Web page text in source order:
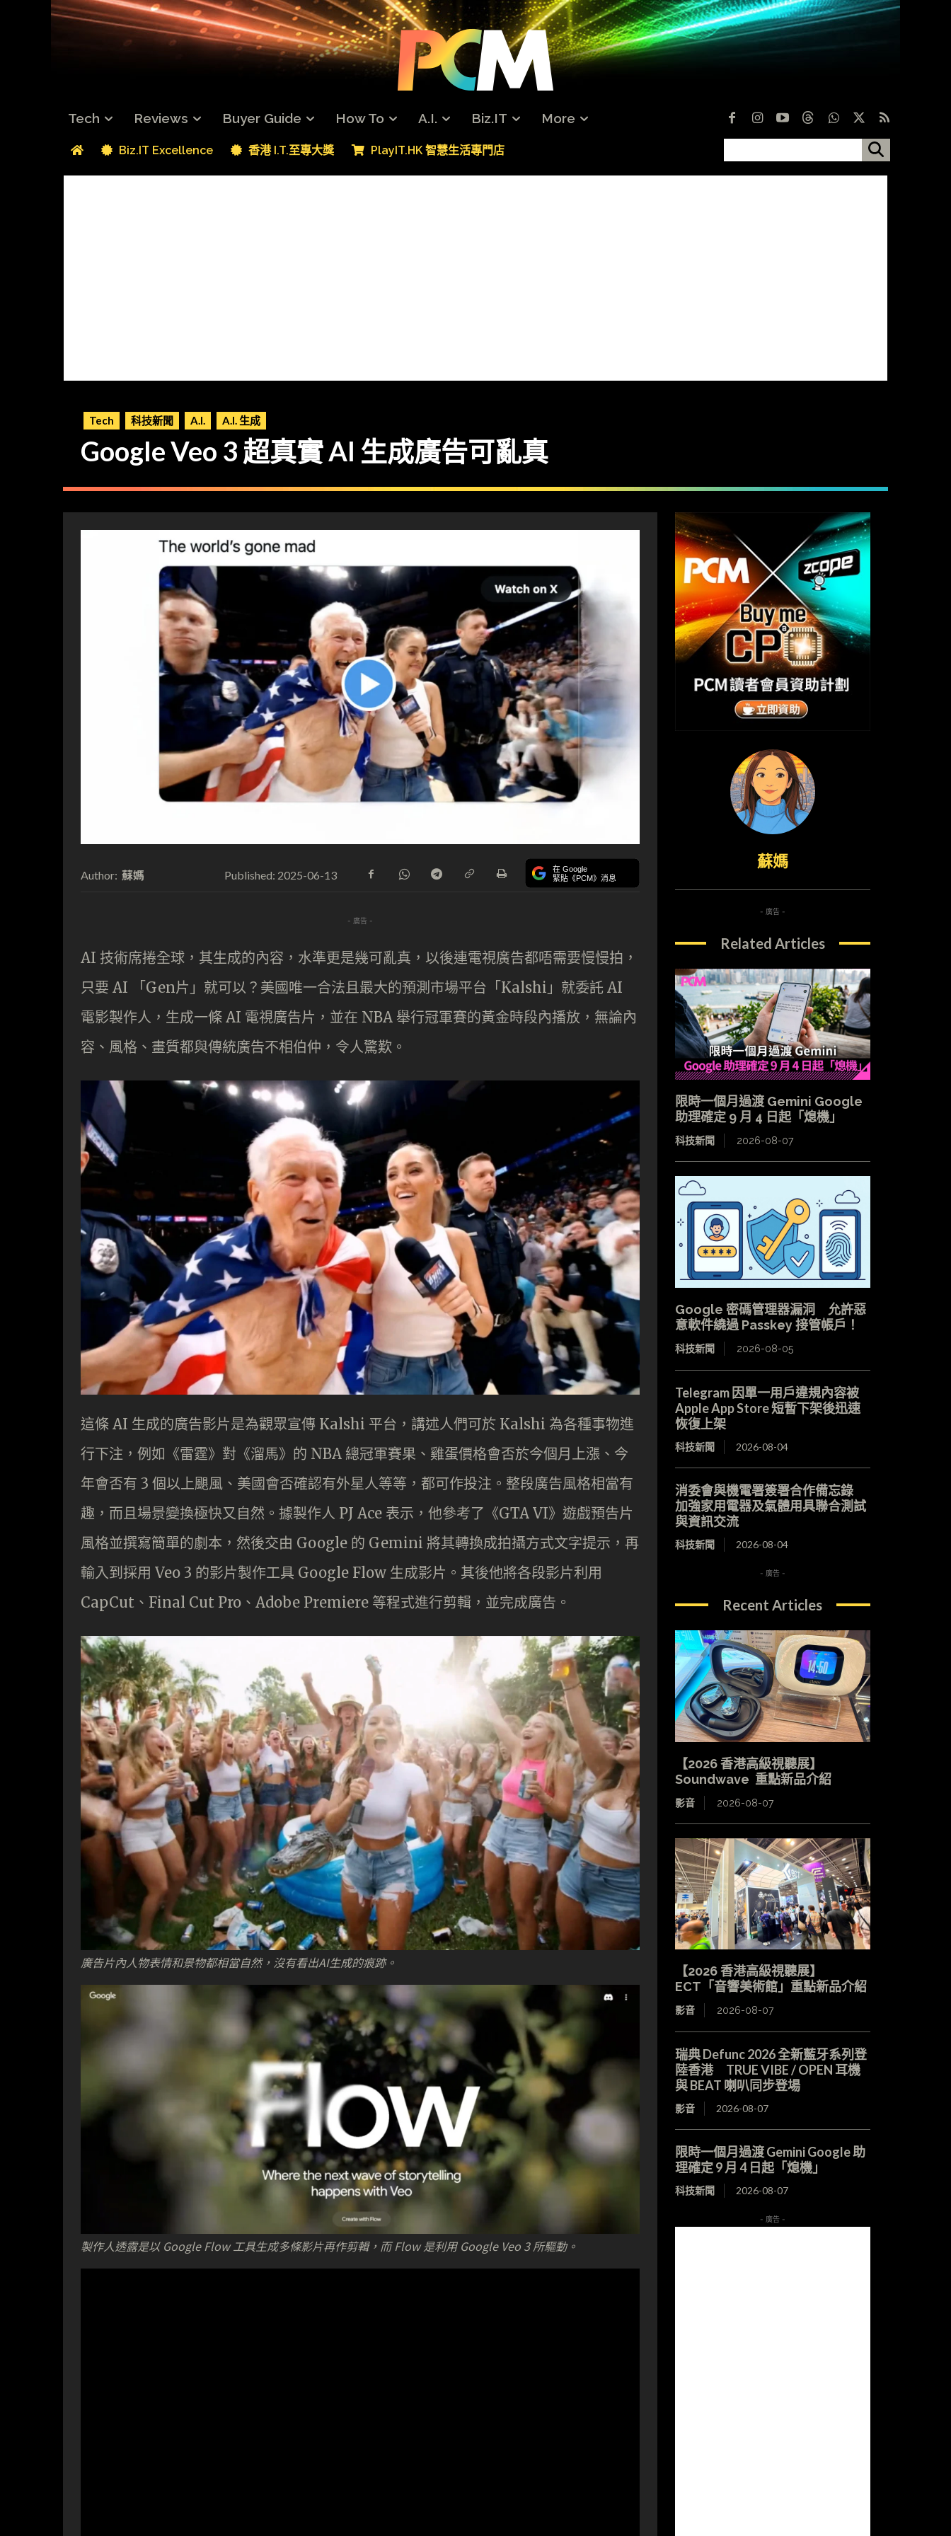
Tech Reviews Buyer Guide How To A.I. Biz.IT More
Biz.IT Excellence 香港 I.T.至專大獎 PlayIT.HK 智慧生活專門店
Tech 科技新聞 A.I. A.I. 生成
Google Veo 3 超真實 AI 生成廣告可亂真
Author: 蘇媽 Published: 2025-06-13 在 Google
緊貼《PCM》消息
- 廣告 -
AI 技術席捲全球，其生成的內容，水準更是幾可亂真，以後連電視廣告都唔需要慢慢拍，
只要 AI 「Gen片」就可以？美國唯一合法且最大的預測市場平台「Kalshi」就委託 AI
電影製作人，生成一條 AI 電視廣告片，並在 NBA 舉行冠軍賽的黃金時段內播放，無論內
容、風格、畫質都與傳統廣告不相伯仲，令人驚歎。
這條 AI 生成的廣告影片是為觀眾宣傳 Kalshi 平台，講述人們可於 Kalshi 為各種事物進
行下注，例如《雷霆》對《溜馬》的 NBA 總冠軍賽果、雞蛋價格會否於今個月上漲、今
年會否有 3 個以上颶風、美國會否確認有外星人等等，都可作投注。整段廣告風格相當有
趣，而且場景變換極快又自然。據製作人 PJ Ace 表示，他參考了《GTA VI》遊戲預告片
風格並撰寫簡單的劇本，然後交由 Google 的 Gemini 將其轉換成拍攝方式文字提示，再
輸入到採用 Veo 3 的影片製作工具 Google Flow 生成影片。其後他將各段影片利用
CapCut、Final Cut Pro、Adobe Premiere 等程式進行剪輯，並完成廣告。
廣告片內人物表情和景物都相當自然，沒有看出AI生成的痕跡。
製作人透露是以 Google Flow 工具生成多條影片再作剪輯，而 Flow 是利用 Google Veo 3 所驅動。
蘇媽
- 廣告 -
Related Articles
限時一個月過渡 Gemini Google
助理確定 9 月 4 日起「熄機」
科技新聞 2026-08-07
Google 密碼管理器漏洞 允許惡
意軟件繞過 Passkey 接管帳戶！
科技新聞 2026-08-05
Telegram 因單一用戶違規內容被
Apple App Store 短暫下架後迅速
恢復上架
科技新聞 2026-08-04
消委會與機電署簽署合作備忘錄
加強家用電器及氣體用具聯合測試
與資訊交流
科技新聞 2026-08-04
- 廣告 -
Recent Articles
【2026 香港高級視聽展】
Soundwave 重點新品介紹
影音 2026-08-07
【2026 香港高級視聽展】
ECT「音響美術館」重點新品介紹
影音 2026-08-07
瑞典 Defunc 2026 全新藍牙系列登
陸香港 TRUE VIBE / OPEN 耳機
與 BEAT 喇叭同步登場
影音 2026-08-07
限時一個月過渡 Gemini Google 助
理確定 9 月 4 日起「熄機」
科技新聞 2026-08-07
- 廣告 -